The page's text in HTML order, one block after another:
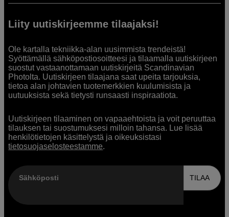
Liity uutiskirjeemme tilaajaksi!
Ole kartalla tekniikka-alan uusimmista trendeistä!
Syöttämällä sähköpostiosoitteesi ja tilaamalla uutiskirjeen
suostut vastaanottamaan uutiskirjeitä Scandinavian
Photolta. Uutiskirjeen tilaajana saat upeita tarjouksia,
tietoa alan johtavien tuotemerkkien kuulumisista ja
uutuuksista sekä tietysti runsaasti inspiraatiota.
Uutiskirjeen tilaaminen on vapaaehtoista ja voit peruuttaa
tilauksen tai suostumuksesi milloin tahansa. Lue lisää
henkilötietojen käsittelystä ja oikeuksistasi
tietosuojaselosteestamme.
Sähköposti TILAA